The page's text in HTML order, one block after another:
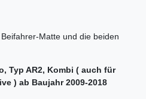
Matte und die beiden
Typ AR2, Kombi ( auch für
) ab Baujahr 2009-2018